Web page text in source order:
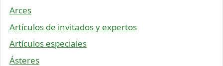
Arces
Artículos de invitados y expertos
Artículos especiales
Ásteres